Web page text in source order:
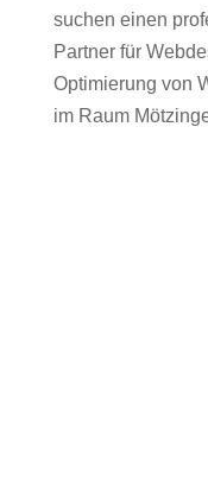
suchen einen
Partner für
Optimierung von
im Raum